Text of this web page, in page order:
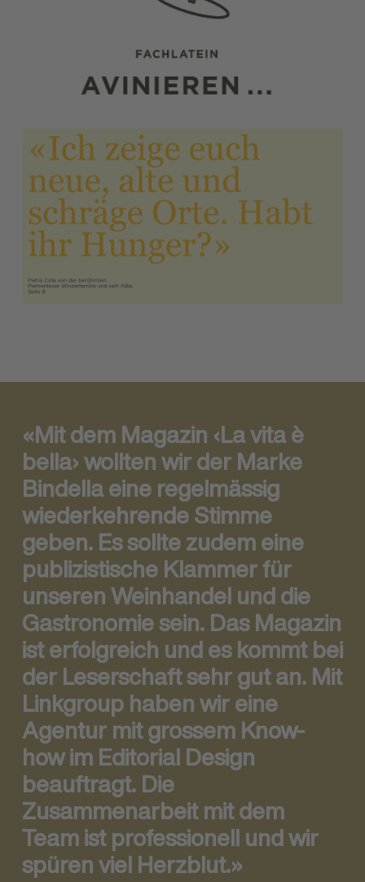
«Mit dem Magazin ‹La vita è
bella› wollten wir der Marke
Bindella eine regelmässig
wiederkehrende Stimme
geben. Es sollte zudem eine
publizistische Klammer für
unseren Weinhandel und die
Gastronomie sein. Das Magazin
ist erfolgreich und es kommt bei
der Leserschaft sehr gut an. Mit
Linkgroup haben wir eine
Agentur mit grossem Know-
how im Editorial Design
beauftragt. Die
Zusammenarbeit mit dem
Team ist professionell und wir
spüren viel Herzblut.»